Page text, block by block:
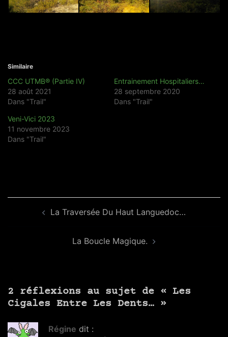
Similaire
CCC UTMB® (Partie IV)
28 août 2021
Dans "Trail"
Entrainement Hospitaliers…
28 septembre 2020
Dans "Trail"
Veni-Vici 2023
11 novembre 2023
Dans "Trail"
d’articleLa Traversée Du Haut Languedoc…
La Boucle Magique.
2 réflexions au sujet de « Les
Cigales Entre Les Dents… »
Régine dit :